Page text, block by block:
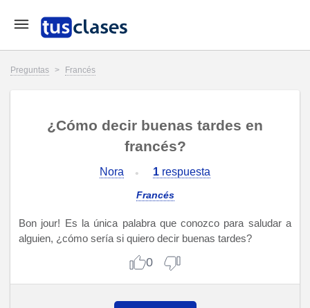
Preguntas > Francés
¿Cómo decir buenas tardes en
francés?
Nora 1 respuesta
Francés
Bon jour! Es la única palabra que conozco para saludar a
alguien, ¿cómo sería si quiero decir buenas tardes?
0